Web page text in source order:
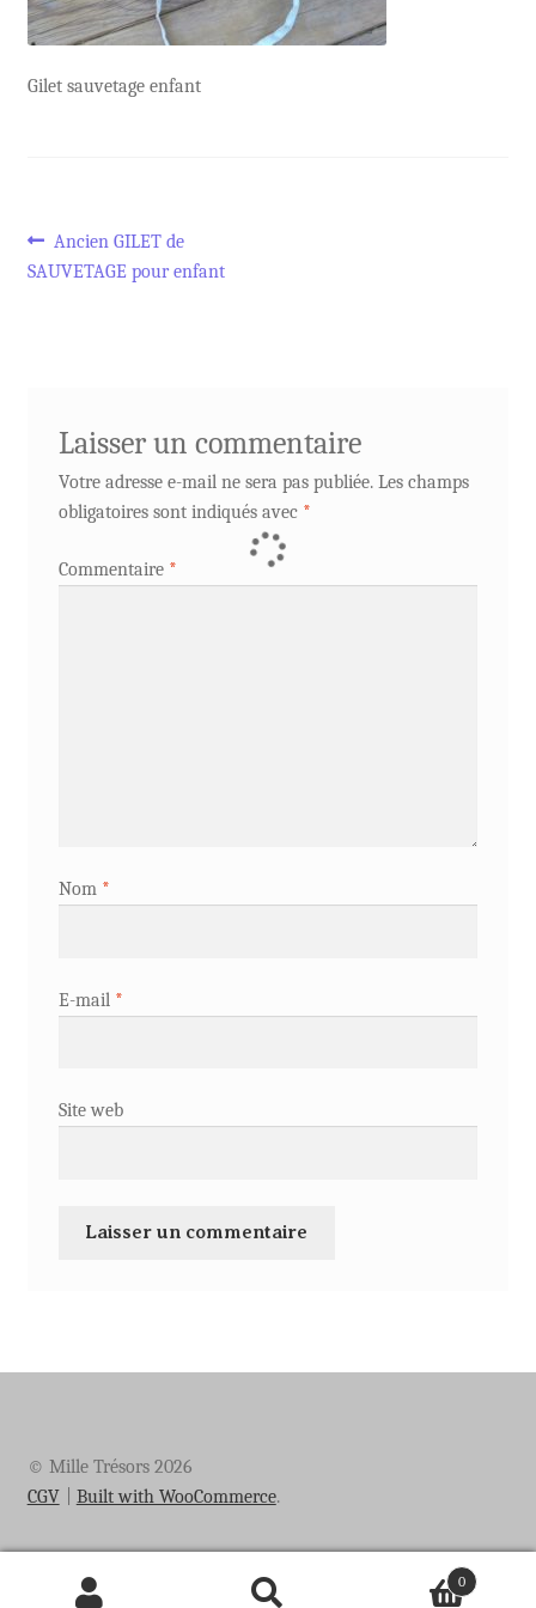
Gilet sauvetage enfant
Navigation
Article
précédent :
Ancien GILET de
SAUVETAGE pour enfant
Laisser un commentaire
Votre adresse e-mail ne sera pas publiée. Les champs
obligatoires sont indiqués avec *
Commentaire *
Nom *
E-mail *
Site web
© Mille Trésors 2026
CGV
Built with WooCommerce.
0